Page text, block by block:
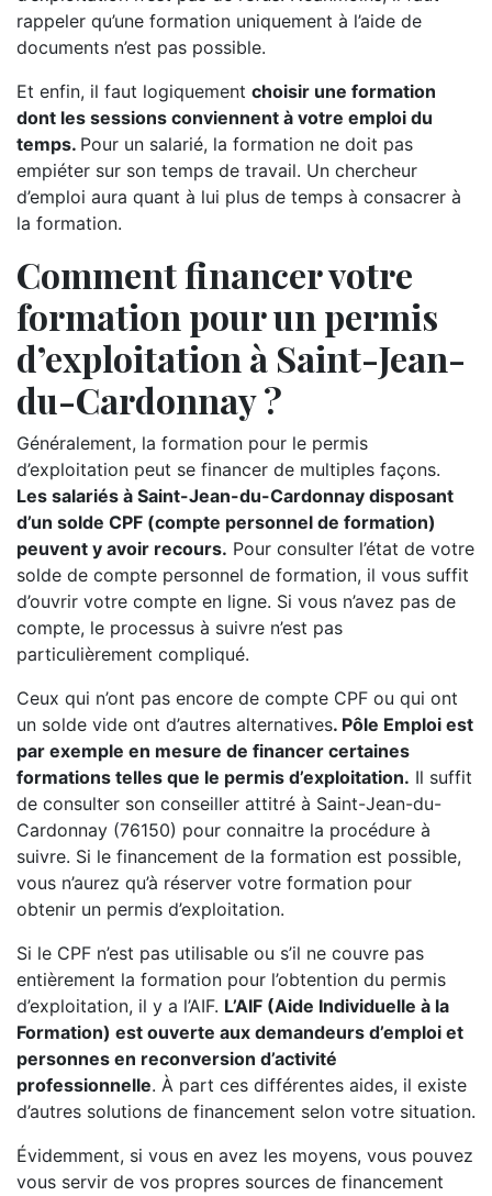
rappeler qu’une formation uniquement à l’aide de
documents n’est pas possible.
Et enfin, il faut logiquement choisir une formation
dont les sessions conviennent à votre emploi du
temps. Pour un salarié, la formation ne doit pas
empiéter sur son temps de travail. Un chercheur
d’emploi aura quant à lui plus de temps à consacrer à
la formation.
Comment financer votre
formation pour un permis
d’exploitation à Saint-Jean-
du-Cardonnay ?
Généralement, la formation pour le permis
d’exploitation peut se financer de multiples façons.
Les salariés à Saint-Jean-du-Cardonnay disposant
d’un solde CPF (compte personnel de formation)
peuvent y avoir recours. Pour consulter l’état de votre
solde de compte personnel de formation, il vous suffit
d’ouvrir votre compte en ligne. Si vous n’avez pas de
compte, le processus à suivre n’est pas
particulièrement compliqué.
Ceux qui n’ont pas encore de compte CPF ou qui ont
un solde vide ont d’autres alternatives. Pôle Emploi est
par exemple en mesure de financer certaines
formations telles que le permis d’exploitation. Il suffit
de consulter son conseiller attitré à Saint-Jean-du-
Cardonnay (76150) pour connaitre la procédure à
suivre. Si le financement de la formation est possible,
vous n’aurez qu’à réserver votre formation pour
obtenir un permis d’exploitation.
Si le CPF n’est pas utilisable ou s’il ne couvre pas
entièrement la formation pour l’obtention du permis
d’exploitation, il y a l’AIF. L’AIF (Aide Individuelle à la
Formation) est ouverte aux demandeurs d’emploi et
personnes en reconversion d’activité
professionnelle. À part ces différentes aides, il existe
d’autres solutions de financement selon votre situation.
Évidemment, si vous en avez les moyens, vous pouvez
vous servir de vos propres sources de financement